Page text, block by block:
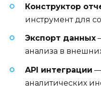
Конструктор
инструмент для
Экспорт данных
анализа в
API интеграции
аналитических